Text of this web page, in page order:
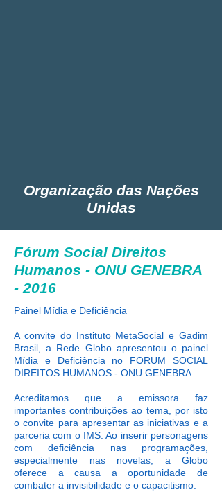
Organização das Nações
Unidas
Fórum Social Direitos
Humanos - ONU GENEBRA
- 2016
Painel Mídia e Deficiência
A convite do Instituto MetaSocial e Gadim
Brasil, a Rede Globo apresentou o painel
Mídia e Deficiência no FORUM SOCIAL
DIREITOS HUMANOS - ONU GENEBRA.
Acreditamos que a emissora faz
importantes contribuições ao tema, por isto
o convite para apresentar as iniciativas e a
parceria com o IMS. Ao inserir personagens
com deficiência nas programações,
especialmente nas novelas, a Globo
oferece a causa a oportunidade de
combater a invisibilidade e o capacitismo.